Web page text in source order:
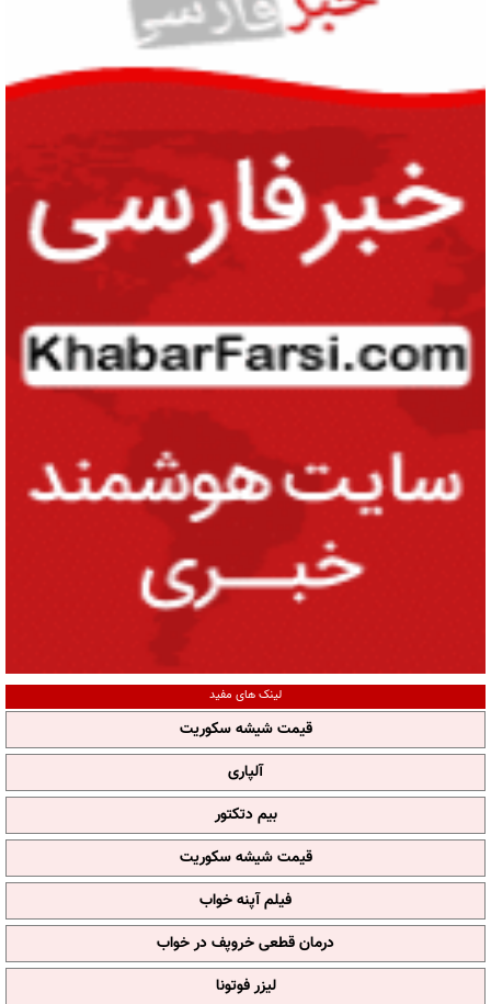
لینک های مفید
قیمت شیشه سکوریت
آلپاری
بیم دتکتور
قیمت شیشه سکوریت
فیلم آپنه خواب
درمان قطعی خروپف در خواب
لیزر فوتونا